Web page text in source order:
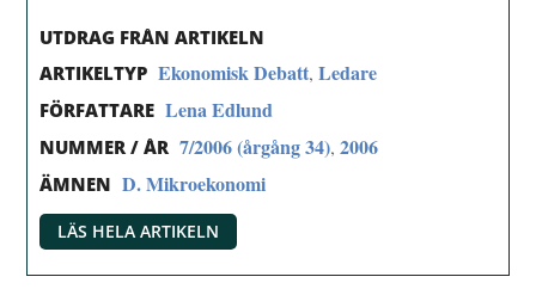
UTDRAG FRÅN ARTIKELN
ARTIKELTYP Ekonomisk Debatt,Ledare
FÖRFATTARE Lena Edlund
NUMMER / ÅR 7/2006 (årgång 34),2006
ÄMNEN D. Mikroekonomi
LÄS HELA ARTIKELN